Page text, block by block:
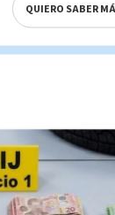
QUIERO SABER